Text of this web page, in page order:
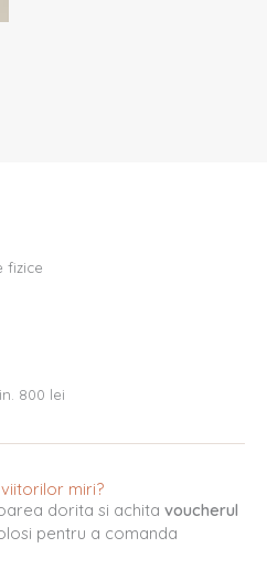
fizice
800 lei
miri?
dorita si achita voucherul
pentru a comanda